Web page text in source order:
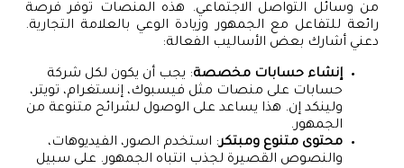
من وسائل التواصل الاجتماعي. هذه المنصات توفر فرصة
رائعة للتفاعل مع الجمهور وزيادة الوعي بالعلامة التجارية.
دعني أشارك بعض الأساليب الفعالة:
إنشاء حسابات مخصصة: يجب أن يكون لكل شركة
حسابات على منصات مثل فيسبوك، إنستغرام، تويتر،
ولينكد إن. هذا يساعد على الوصول لشرائح متنوعة من
الجمهور.
محتوى متنوع ومبتكر: استخدم الصور، الفيديوهات،
والنصوص القصيرة لجذب انتباه الجمهور. على سبيل